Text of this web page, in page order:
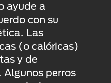
ayude a
con su
Las
(o calóricas)
y de
perros